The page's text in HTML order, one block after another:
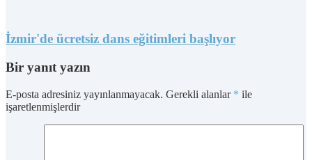
İzmir'de ücretsiz dans eğitimleri başlıyor
Bir yanıt yazın
E-posta adresiniz yayınlanmayacak. Gerekli alanlar * ile
işaretlenmişlerdir